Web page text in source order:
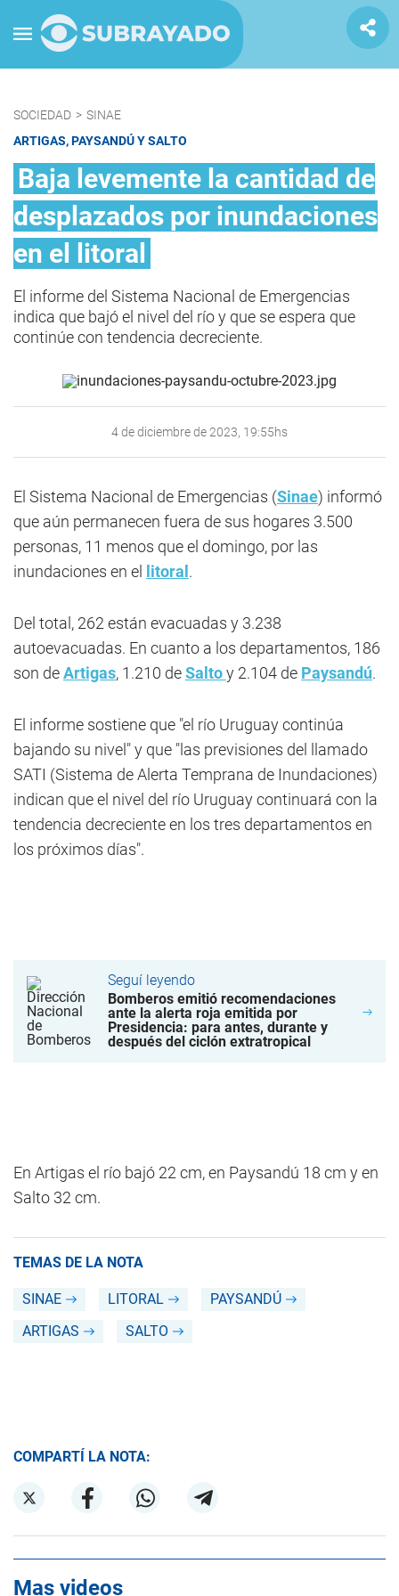
SOCIEDAD > SINAE
ARTIGAS, PAYSANDÚ Y SALTO
Baja levemente la cantidad de
desplazados por inundaciones
en el litoral
El informe del Sistema Nacional de Emergencias
indica que bajó el nivel del río y que se espera que
continúe con tendencia decreciente.
4 de diciembre de 2023, 19:55hs
El Sistema Nacional de Emergencias (Sinae) informó
que aún permanecen fuera de sus hogares 3.500
personas, 11 menos que el domingo, por las
inundaciones en el
litoral .
Del total, 262 están evacuadas y 3.238
autoevacuadas. En cuanto a los departamentos, 186
son deArtigas, 1.210 deSaltoy 2.104 de Paysandú.
El informe sostiene que "el río Uruguay continúa
bajando su nivel" y que "las previsiones del llamado
SATI (Sistema de Alerta Temprana de Inundaciones)
indican que el nivel del río Uruguay continuará con la
tendencia decreciente en los tres departamentos en
los próximos días".
Seguí leyendo
Bomberos emitió recomendaciones
ante la alerta roja emitida por
Presidencia: para antes, durante y
después del ciclón extratropical
En Artigas el río bajó 22 cm, en Paysandú 18 cm y en
Salto 32 cm.
TEMAS DE LA NOTA
SINAE LITORAL
PAYSANDÚ
ARTIGAS
SALTO
COMPARTÍ LA NOTA:
Mas videos